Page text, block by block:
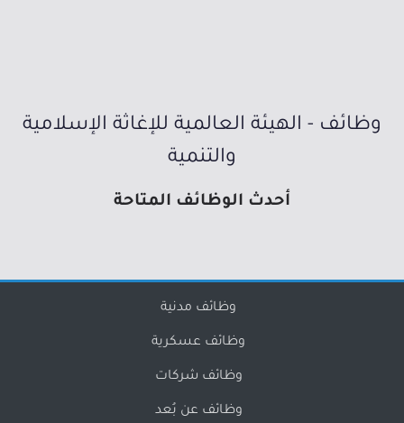
وظائف - الهيئة العالمية للإغاثة الإسلامية
والتنمية
أحدث الوظائف المتاحة
وظائف مدنية
وظائف عسكرية
وظائف شركات
وظائف عن بُعد